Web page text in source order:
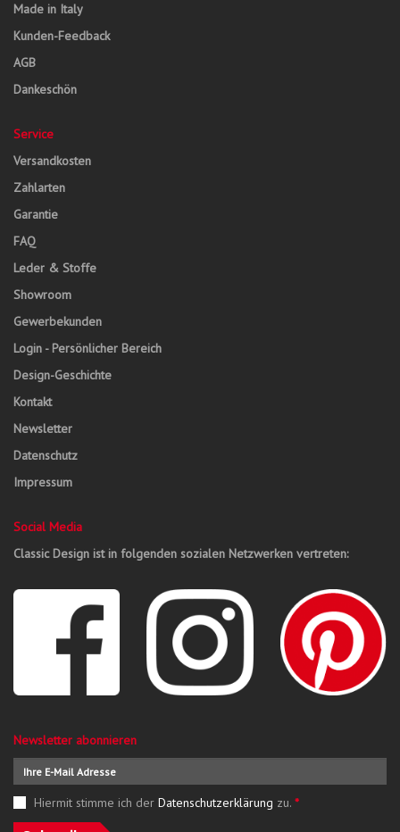
Made in Italy
Kunden-Feedback
AGB
Dankeschön
Service
Versandkosten
Zahlarten
Garantie
FAQ
Leder & Stoffe
Showroom
Gewerbekunden
Login - Persönlicher Bereich
Design-Geschichte
Kontakt
Newsletter
Datenschutz
Impressum
Social Media
Classic Design ist in folgenden sozialen Netzwerken vertreten:
Newsletter abonnieren
Hiermit stimme ich der Datenschutzerklärung zu. *